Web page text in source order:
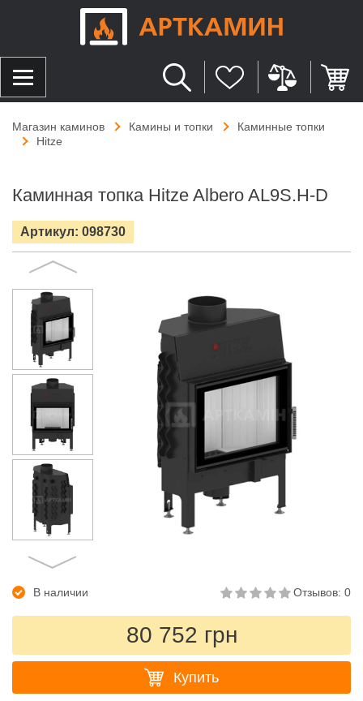
Магазин каминов Камины и топки
Каминные топки
Hitze
Каминная топка Hitze Albero AL9S.H-D
Артикул: 098730
В наличии Отзывов: 0
80 752 грн
Купить